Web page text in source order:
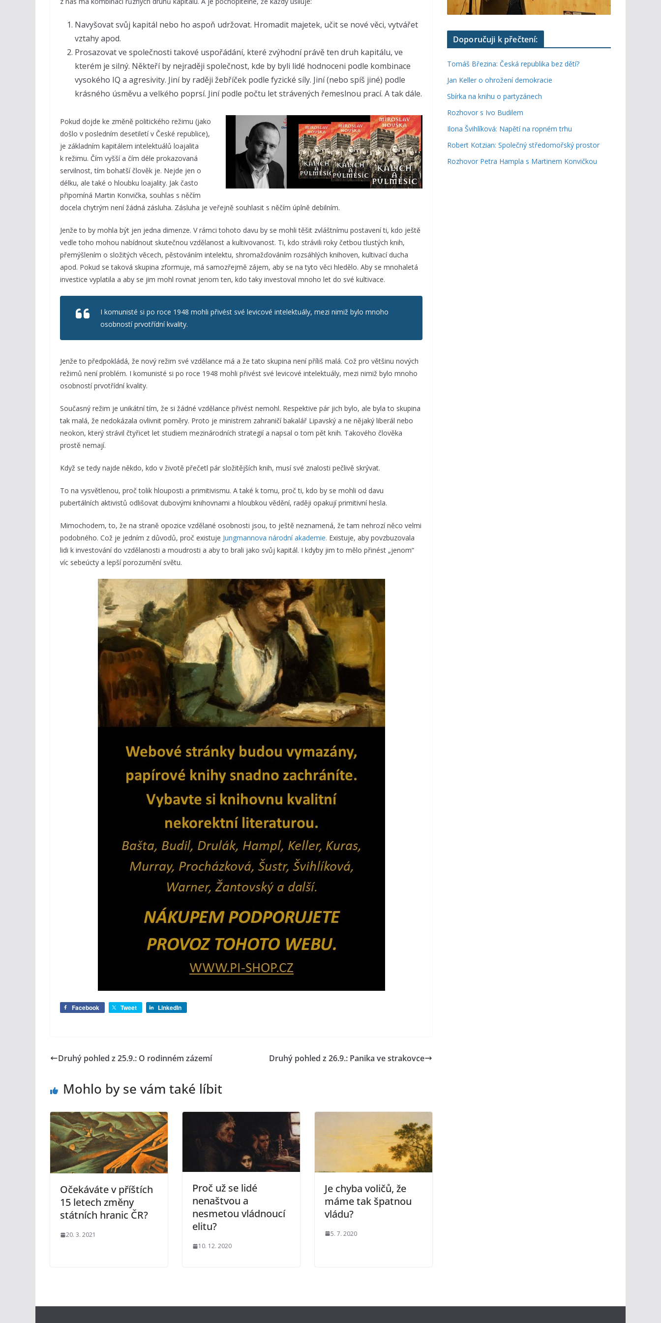
Navyšovat svůj kapitál nebo ho aspoň udržovat. Hromadit majetek, učit se nové věci, vytvářet
vztahy apod.
Prosazovat ve společnosti takové uspořádání, které zvýhodní právě ten druh kapitálu, ve
kterém je silný. Někteří by nejraději společnost, kde by byli lidé hodnoceni podle kombinace
vysokého IQ a agresivity. Jiní by raději žebříček podle fyzické síly. Jiní (nebo spíš jiné) podle
krásného úsměvu a velkého poprsí. Jiní podle počtu let strávených řemeslnou prací. A tak dále.
Pokud dojde ke změně politického režimu (jako
došlo v posledním desetiletí v České republice),
je základním kapitálem intelektuálů loajalita
k režimu. Čím vyšší a čím déle prokazovaná
servilnost, tím bohatší člověk je. Nejde jen o
délku, ale také o hloubku loajality. Jak často
připomíná Martin Konvička, souhlas s něčím
docela chytrým není žádná zásluha. Zásluha je veřejně souhlasit s něčím úplně debilním.
Jenže to by mohla být jen jedna dimenze. V rámci tohoto davu by se mohli těšit zvláštnímu postavení ti, kdo ještě
vedle toho mohou nabídnout skutečnou vzdělanost a kultivovanost. Ti, kdo strávili roky četbou tlustých knih,
přemýšlením o složitých věcech, pěstováním intelektu, shromažďováním rozsáhlých knihoven, kultivací ducha
apod. Pokud se taková skupina zformuje, má samozřejmě zájem, aby se na tyto věci hledělo. Aby se mnohaletá
investice vyplatila a aby se jim mohl rovnat jenom ten, kdo taky investoval mnoho let do své kultivace.
I komunisté si po roce 1948 mohli přivést své levicové intelektuály, mezi nimiž bylo mnoho
osobností prvotřídní kvality.
Jenže to předpokládá, že nový režim své vzdělance má a že tato skupina není příliš malá. Což pro většinu nových
režimů není problém. I komunisté si po roce 1948 mohli přivést své levicové intelektuály, mezi nimiž bylo mnoho
osobností prvotřídní kvality.
Současný režim je unikátní tím, že si žádné vzdělance přivést nemohl. Respektive pár jich bylo, ale byla to skupina
tak malá, že nedokázala ovlivnit poměry. Proto je ministrem zahraničí bakalář Lipavský a ne nějaký liberál nebo
neokon, který strávil čtyřicet let studiem mezinárodních strategií a napsal o tom pět knih. Takového člověka
prostě nemají.
Když se tedy najde někdo, kdo v životě přečetl pár složitějších knih, musí své znalosti pečlivě skrývat.
To na vysvětlenou, proč tolik hlouposti a primitivismu. A také k tomu, proč ti, kdo by se mohli od davu
pubertálních aktivistů odlišovat dubovými knihovnami a hloubkou vědění, raději opakují primitivní hesla.
Mimochodem, to, že na straně opozice vzdělané osobnosti jsou, to ještě neznamená, že tam nehrozí něco velmi
podobného. Což je jedním z důvodů, proč existuje Jungmannova národní akademie. Existuje, aby povzbuzovala
lidi k investování do vzdělanosti a moudrosti a aby to brali jako svůj kapitál. I kdyby jim to mělo přinést „jenom“
víc sebeúcty a lepší porozumění světu.
Facebook Tweet LinkedIn
Druhý pohled z 25.9.: O rodinném zázemí Druhý pohled z 26.9.: Panika ve strakovce
Mohlo by se vám také líbit
Očekáváte v příštích
15 letech změny
státních hranic ČR?
20. 3. 2021
Proč už se lidé
nenaštvou a
nesmetou vládnoucí
elitu?
10. 12. 2020
Je chyba voličů, že
máme tak špatnou
vládu?
5. 7. 2020
Doporučuji k přečtení:
Tomáš Březina: Česká republika bez dětí?
Jan Keller o ohrožení demokracie
Sbírka na knihu o partyzánech
Rozhovor s Ivo Budilem
Ilona Švihlíková: Napětí na ropném trhu
Robert Kotzian: Společný středomořský prostor
Rozhovor Petra Hampla s Martinem Konvičkou